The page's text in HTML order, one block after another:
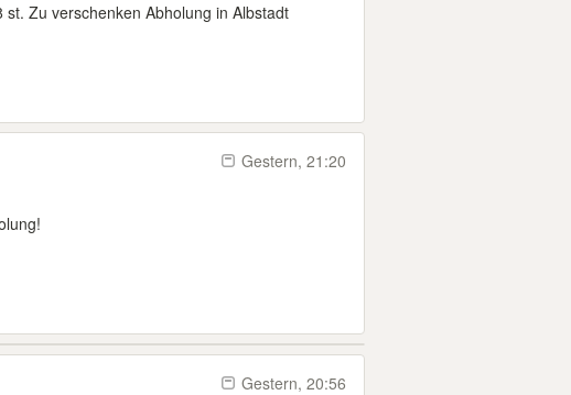
st. Zu verschenken Abholung in Albstadt
Gestern, 21:20
Gestern, 20:56